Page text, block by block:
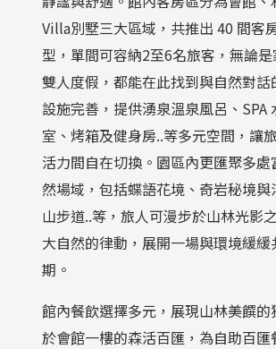
Villa別墅三大區域，共推出 40 間客
型，單間可容納2至6名旅客，無論
雙人度假，都能在此找到與自然對話
設施完善，提供湧泉溫泉風呂、SPA
室、烤箱及健身房..等多元空間，讓
活力間自在切換。園區內更匯聚多處
然場域，包括蝶語花境、奇岩秘境與
山步道..等，旅人可漫步於山林光影
大自然的律動，展開一場與環境緩緩
期。
館內餐飲選擇多元，展現山林美饌的
於會館一樓的森活百匯，為自助百